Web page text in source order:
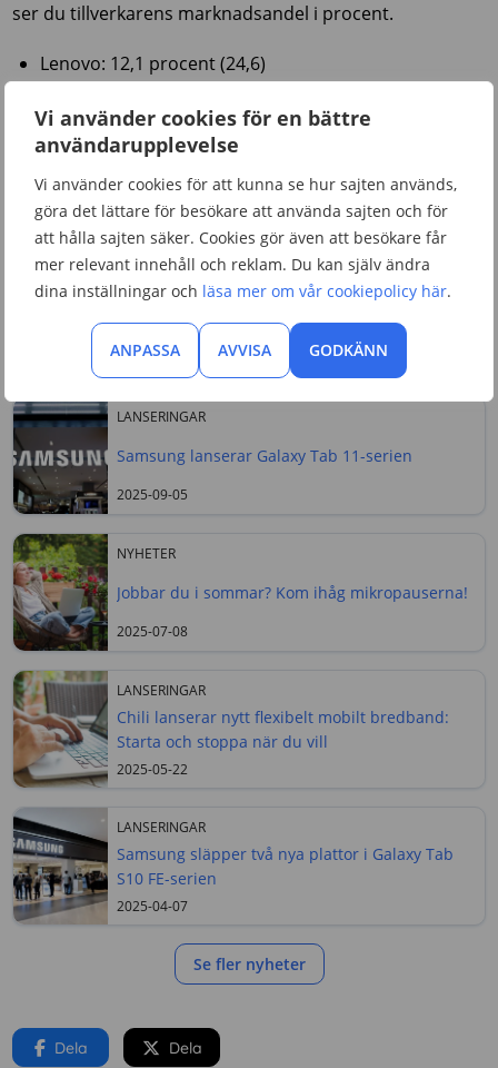
Vi använder cookies för en bättre
användarupplevelse
Vi använder cookies för att kunna se hur sajten används,
göra det lättare för besökare att använda sajten och för
att hålla sajten säker. Cookies gör även att besökare får
mer relevant innehåll och reklam. Du kan själv ändra
dina inställningar och läsa mer om vår cookiepolicy här.
ANPASSA AVVISA GODKÄNN
ser du tillverkarens marknadsandel i procent.
Lenovo: 12,1 procent (24,6)
Dell: 5,3 procent (18,5)
Acer: 19,2 procent (6,9)
Apple: 22,5 procent (6,7)
Asus: 4,6 procent (6,6)
Det finns ju även andra datortillverkare än de som är
listade här ovanför. Enligt IDC:s rapport sålde
tillverkarna i gruppen ”övriga” totalt 12,6 miljoner
enheter, vilket ger en marknadsandel på 17,7 procent.
Senaste nyheterna
LANSERINGAR
Samsung lanserar Galaxy Tab 11-serien
2025-09-05
NYHETER
Jobbar du i sommar? Kom ihåg mikropauserna!
2025-07-08
LANSERINGAR
Chili lanserar nytt flexibelt mobilt bredband:
Starta och stoppa när du vill
2025-05-22
LANSERINGAR
Samsung släpper två nya plattor i Galaxy Tab
S10 FE-serien
2025-04-07
Se fler nyheter
Dela Dela